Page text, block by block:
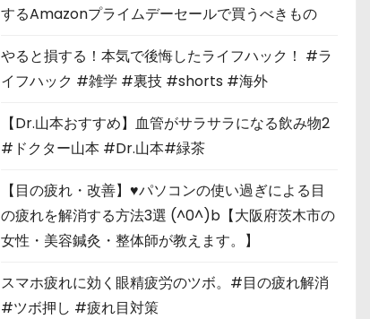
するAmazonプライムデーセールで買うべきもの
やると損する！本気で後悔したライフハック！ #ラ
イフハック #雑学 #裏技 #shorts #海外
【Dr.山本おすすめ】血管がサラサラになる飲み物2
#ドクター山本 #Dr.山本#緑茶
【目の疲れ・改善】♥パソコンの使い過ぎによる目
の疲れを解消する方法3選 (^0^)b【大阪府茨木市の
女性・美容鍼灸・整体師が教えます。】
スマホ疲れに効く眼精疲労のツボ。#目の疲れ解消
#ツボ押し #疲れ目対策